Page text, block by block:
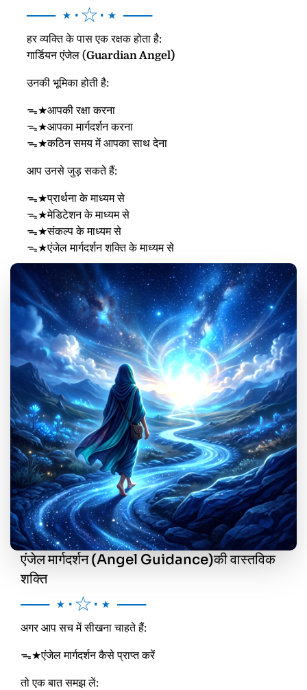
── ⋆⋅☆⋅⋆ ──
हर व्यक्ति के पास एक रक्षक होता है:
गार्डियन एंजेल (Guardian Angel)
उनकी भूमिका होती है:
ᯓ★आपकी रक्षा करना
ᯓ★आपका मार्गदर्शन करना
ᯓ★कठिन समय में आपका साथ देना
आप उनसे जुड़ सकते हैं:
ᯓ★प्रार्थना के माध्यम से
ᯓ★मेडिटेशन के माध्यम से
ᯓ★संकल्प के माध्यम से
ᯓ★एंजेल मार्गदर्शन शक्ति के माध्यम से
एंजेल मार्गदर्शन (Angel Guidance)की वास्तविक
शक्ति
── ⋆⋅☆⋅⋆ ──
अगर आप सच में सीखना चाहते हैं:
ᯓ★एंजेल मार्गदर्शन कैसे प्राप्त करें
तो एक बात समझ लें: